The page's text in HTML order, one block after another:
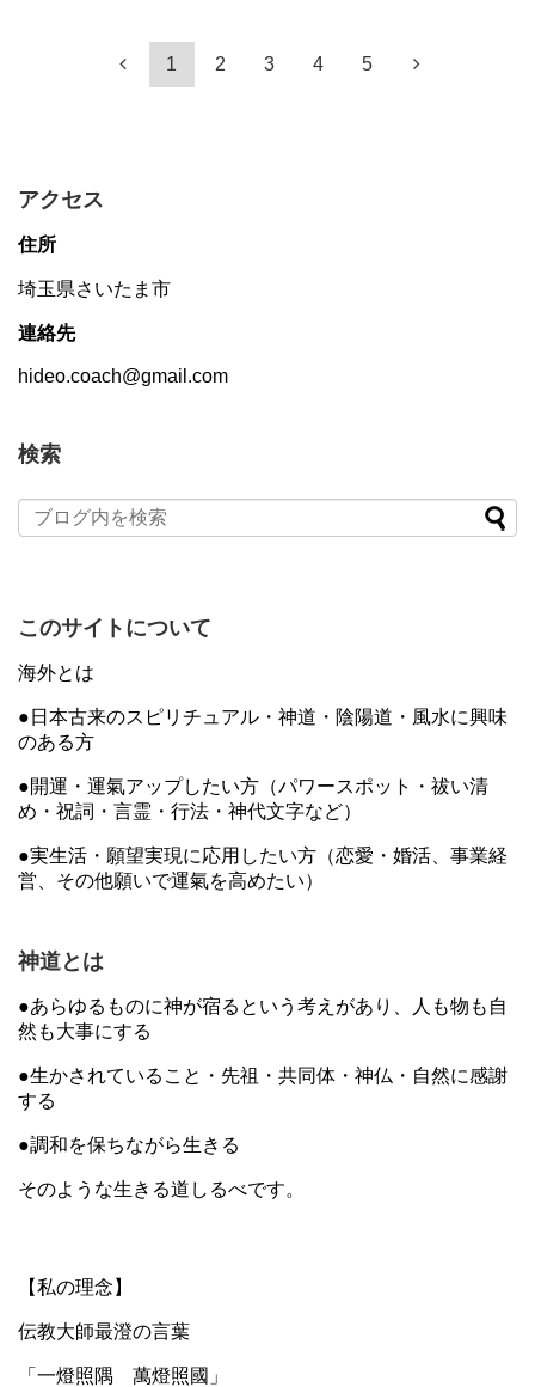
1 2 3 4 5
アクセス
住所
埼玉県さいたま市
連絡先
hideo.coach@gmail.com
検索
このサイトについて
海外とは
●日本古来のスピリチュアル・神道・陰陽道・風水に興味
のある方
●開運・運氣アップしたい方（パワースポット・祓い清
め・祝詞・言霊・行法・神代文字など）
●実生活・願望実現に応用したい方（恋愛・婚活、事業経
営、その他願いで運氣を高めたい）
神道とは
●あらゆるものに神が宿るという考えがあり、人も物も自
然も大事にする
●生かされていること・先祖・共同体・神仏・自然に感謝
する
●調和を保ちながら生きる
そのような生きる道しるべです。
【私の理念】
伝教大師最澄の言葉
「一燈照隅 萬燈照國」